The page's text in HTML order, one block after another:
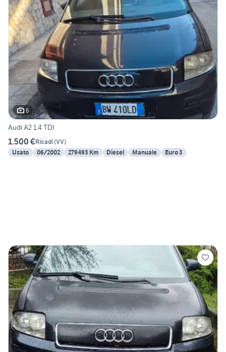
6
Audi A2 1.4 TDI
1.500 €Ricadi(VV)
Usato
06/2002 279493 Km Diesel Manuale Euro 3